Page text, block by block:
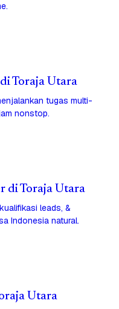
Toraja Utara
tugas multi-
nonstop.
di Toraja Utara
leads, &
Indonesia natural.
Utara